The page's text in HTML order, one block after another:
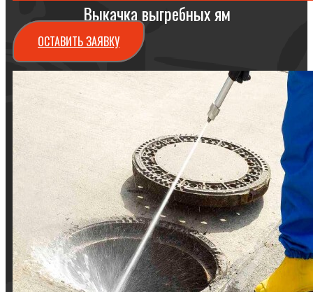
Выкачка выгребных ям
ОСТАВИТЬ ЗАЯВКУ